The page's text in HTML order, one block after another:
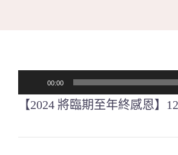
關於我們
訊
放
00:00
【2024 將臨期至年終感恩】